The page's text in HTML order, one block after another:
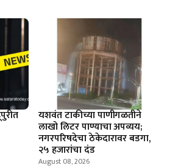
यशवंत टाकीच्या पाणीगळतीने
लाखो लिटर पाण्याचा अपव्यय;
नगरपरिषदेचा ठेकेदारावर बडगा,
२५ हजारांचा दंड
August 08, 2026